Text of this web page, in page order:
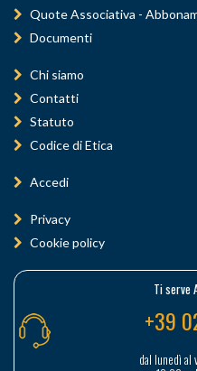
Quote Associativa -
Documenti
Chi siamo
Contatti
Statuto
Codice di Etica
Accedi
Privacy
Cookie policy
Ti serve
+39
dal lunedì